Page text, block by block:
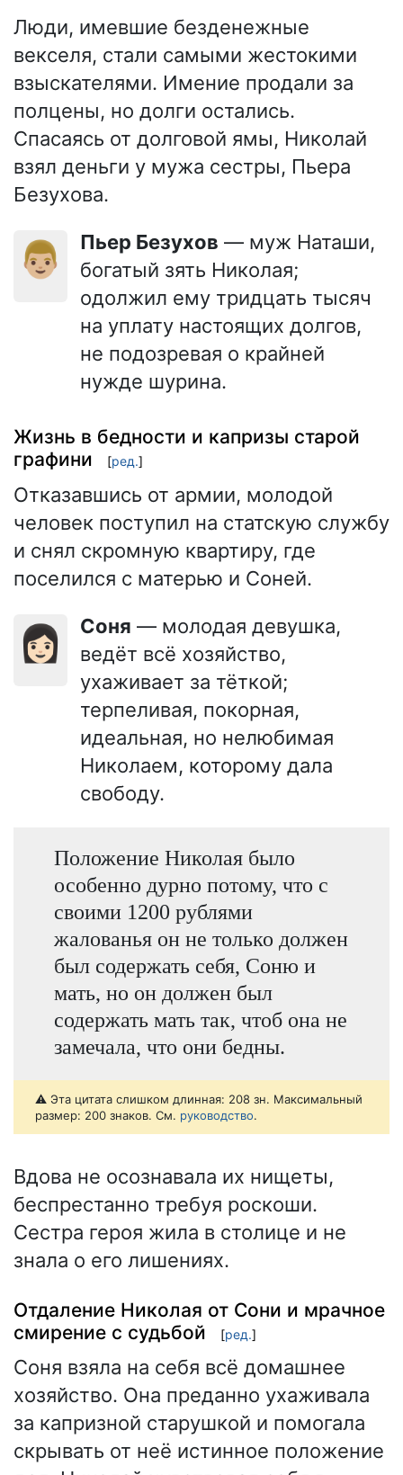
Люди, имевшие безденежные
векселя, стали самыми жестокими
взыскателями. Имение продали за
полцены, но долги остались.
Спасаясь от долговой ямы, Николай
взял деньги у мужа сестры, Пьера
Безухова.
👨🏼 Пьер Безухов — муж Наташи,
богатый зять Николая;
одолжил ему тридцать тысяч
на уплату настоящих долгов,
не подозревая о крайней
нужде шурина.
Жизнь в бедности и капризы старой
графини
[ред.]
Отказавшись от армии, молодой
человек поступил на статскую службу
и снял скромную квартиру, где
поселился с матерью и Соней.
👩🏻 Соня — молодая девушка,
ведёт всё хозяйство,
ухаживает за тёткой;
терпеливая, покорная,
идеальная, но нелюбимая
Николаем, которому дала
свободу.
Положение Николая было
особенно дурно потому, что с
своими 1200 рублями
жалованья он не только должен
был содержать себя, Соню и
мать, но он должен был
содержать мать так, чтоб она не
замечала, что они бедны.
⚠️ Эта цитата слишком длинная: 208 зн. Максимальный
размер: 200 знаков. См. руководство.
Вдова не осознавала их нищеты,
беспрестанно требуя роскоши.
Сестра героя жила в столице и не
знала о его лишениях.
Отдаление Николая от Сони и мрачное
смирение с судьбой
[ред.]
Соня взяла на себя всё домашнее
хозяйство. Она преданно ухаживала
за капризной старушкой и помогала
скрывать от неё истинное положение